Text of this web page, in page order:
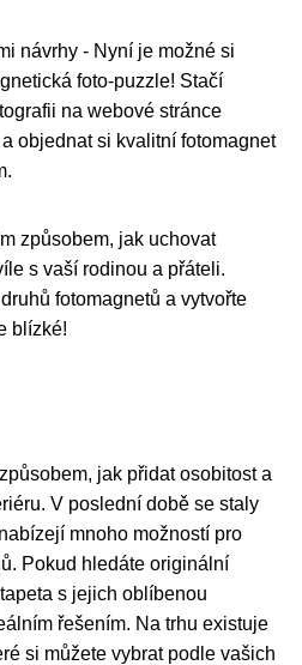
návrhy - Nyní je možné si
foto-puzzle! Stačí
na webové stránce
objednat si kvalitní fotomagnet
způsobem, jak uchovat
s vaší rodinou a přáteli.
fotomagnetů a vytvořte
blízké!
jak přidat osobitost a
V poslední době se staly
mnoho možností pro
Pokud hledáte originální
s jejich oblíbenou
řešením. Na trhu existuje
si můžete vybrat podle vašich